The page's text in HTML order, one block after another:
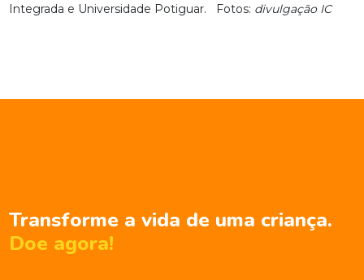
Integrada e Universidade Potiguar. Fotos: divulgação IC
Transforme a vida de uma criança.
Doe agora!